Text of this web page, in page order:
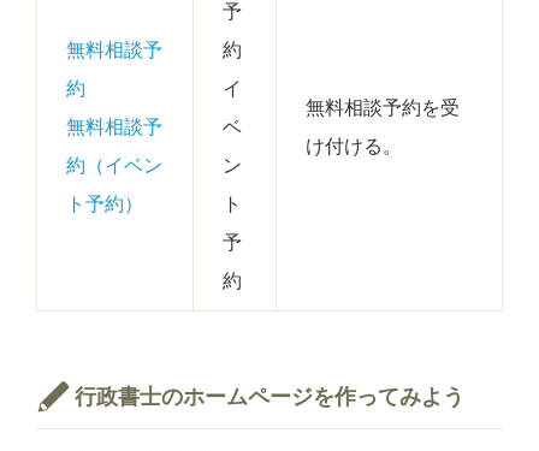
無料相談予
約
無料相談予
約（イベン
ト予約）
予
約
イ
ベ
ン
ト
予
約
無料相談予約を受
け付ける。
行政書士のホームページを作ってみよう